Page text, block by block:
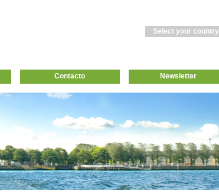
Select your country
Contacto Newsletter